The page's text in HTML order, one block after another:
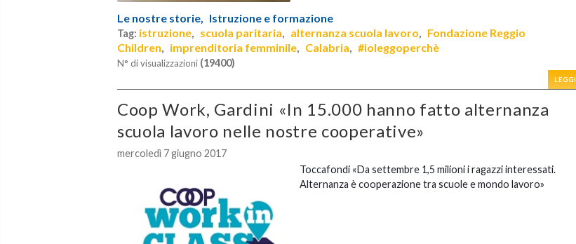
Le nostre storie, Istruzione e formazione
Tag: istruzione, scuola paritaria, alternanza scuola lavoro, Fondazione Reggio
Children, imprenditoria femminile, Calabria,#ioleggoperchè
N° di visualizzazioni (19400)
LEGGI
Coop Work, Gardini «In 15.000 hanno fatto alternanza
scuola lavoro nelle nostre cooperative»
mercoledì 7 giugno 2017
Toccafondi «Da settembre 1,5 milioni i ragazzi interessati.
Alternanza è cooperazione tra scuole e mondo lavoro»